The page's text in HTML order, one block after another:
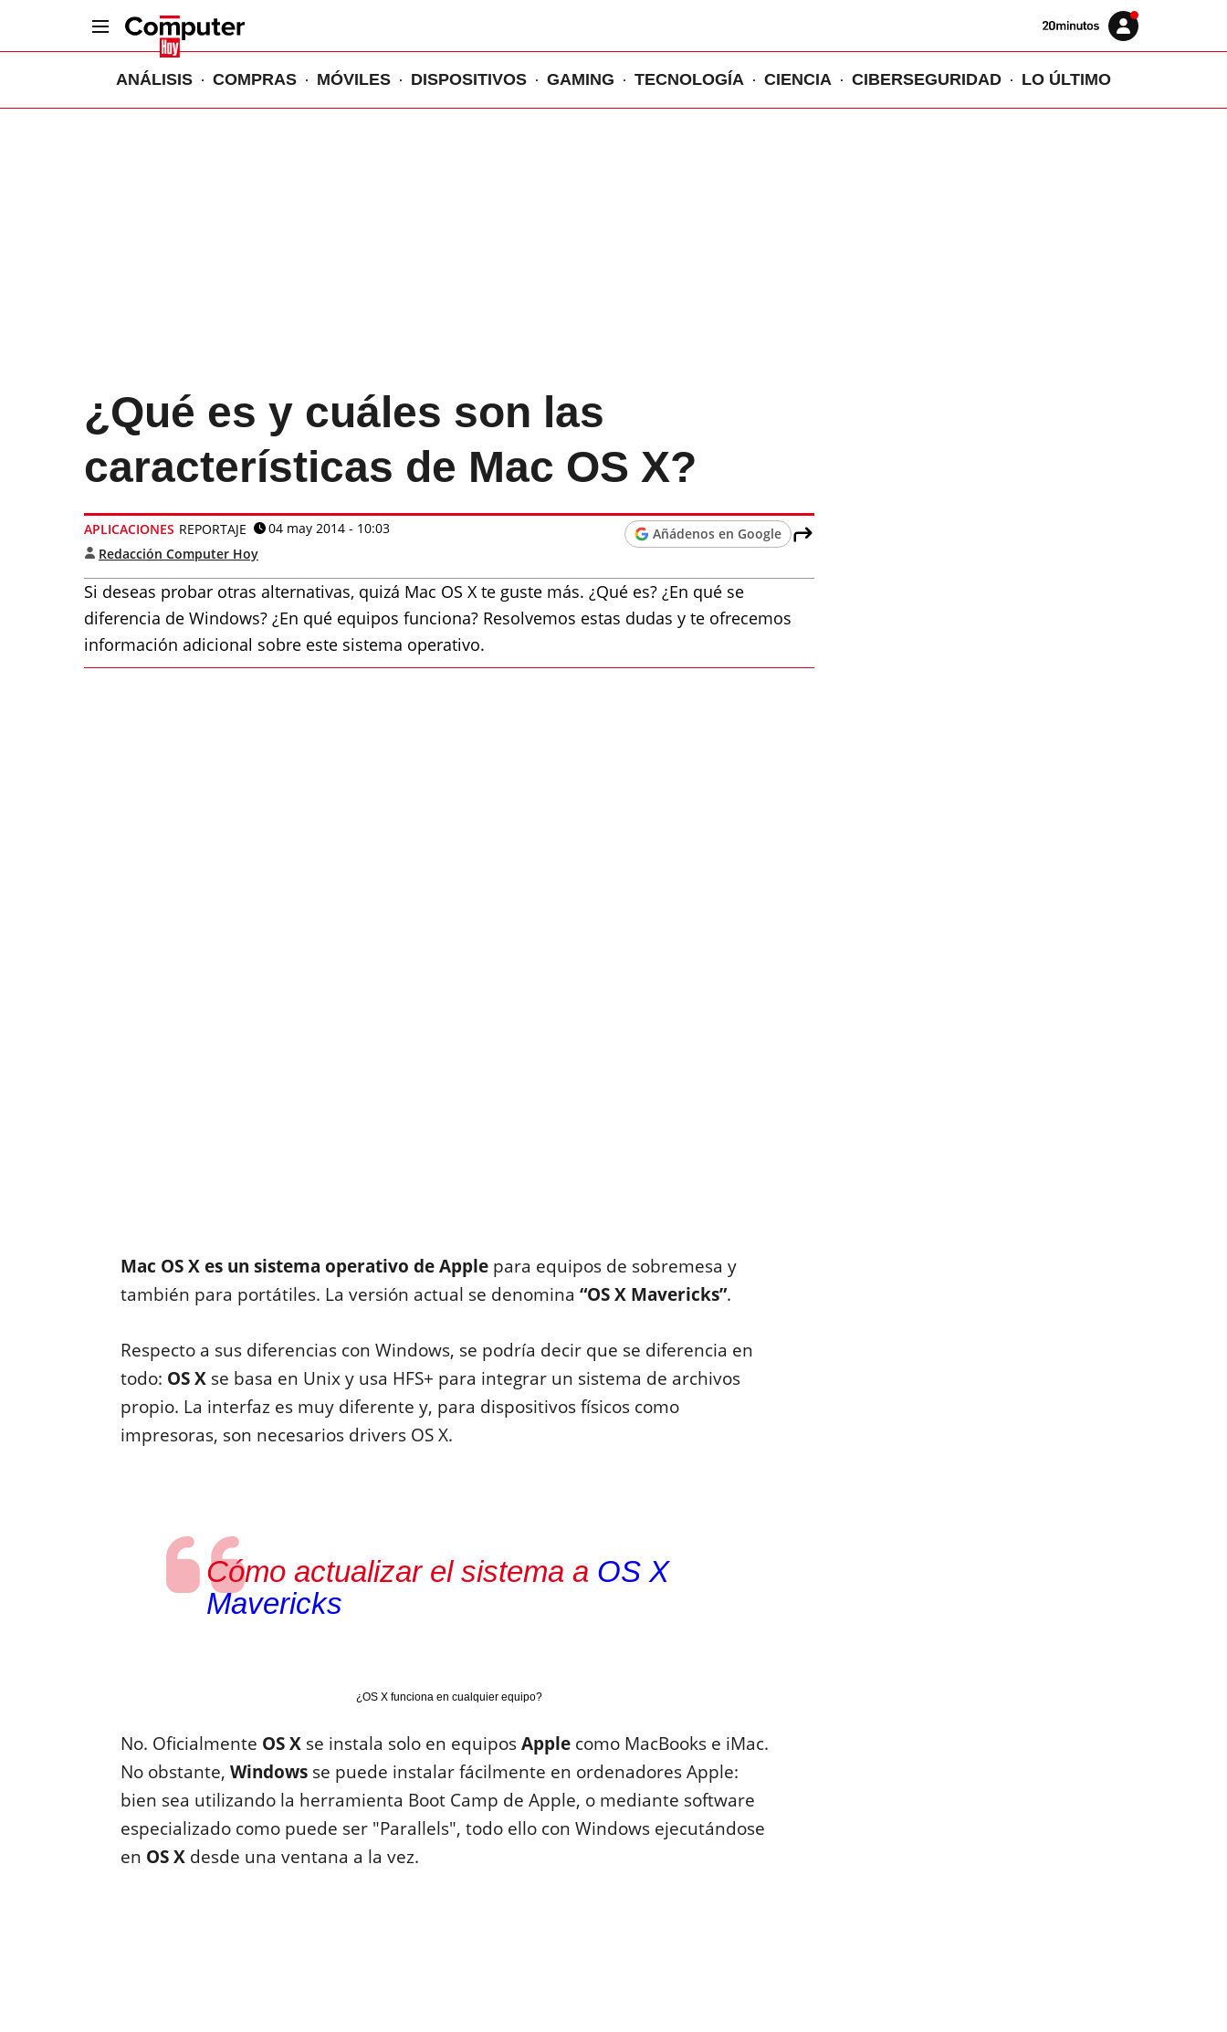
Volver
Iniciar
sesión
ANÁLISIS COMPRAS MÓVILES DISPOSITIVOS GAMING TECNOLOGÍA CIENCIA CIBERSEGURIDAD LO ÚLTIMO
¿Qué es y cuáles son las
características de Mac OS X?
APLICACIONES REPORTAJE
04 may 2014 - 10:03
Redacción Computer Hoy
Añádenos en Google
Si deseas probar otras alternativas, quizá Mac OS X te guste más. ¿Qué es? ¿En qué se
diferencia de Windows? ¿En qué equipos funciona? Resolvemos estas dudas y te ofrecemos
información adicional sobre este sistema operativo.
Mac OS X es un sistema operativo de Applepara equipos de sobremesa y
también para portátiles. La versión actual se denomina “OS X Mavericks”.
Respecto a sus diferencias con Windows, se podría decir que se diferencia en
todo: OS Xse basa en Unixy usa HFS+ para integrar un sistema de archivos
propio. La interfaz es muy diferente y, para dispositivos físicos como
impresoras, son necesarios drivers OS X.
Cómo actualizar el sistema a OS X
Mavericks
¿OS X funciona en cualquier equipo?
No. Oficialmente OS Xse instala solo en equiposApplecomo MacBooks e iMac.
No obstante, Windowsse puede instalar fácilmente en ordenadores Apple:
bien sea utilizando la herramienta Boot Camp de Apple, o mediante software
especializado como puede ser "Parallels", todo ello con Windows ejecutándose
en OS Xdesde una ventana a la vez.